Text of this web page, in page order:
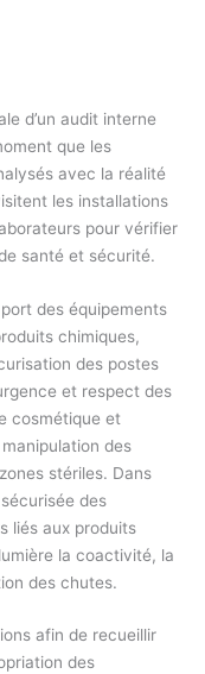
d’un audit interne
que les
avec la réalité
les installations
pour vérifier
santé et sécurité.
des équipements
chimiques,
des postes
et respect des
cosmétique et
des
stériles. Dans
sécurisée des
liés aux produits
la coactivité, la
des chutes.
afin de recueillir
des